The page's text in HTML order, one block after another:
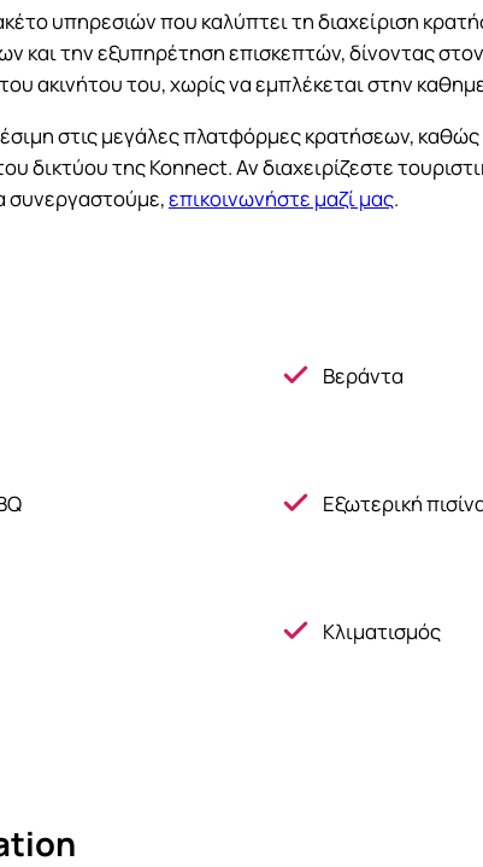
υπηρεσιών που καλύπτει τη διαχείριση
και την εξυπηρέτηση επισκεπτών, δίνοντας
ακινήτου του, χωρίς να εμπλέκεται στην
στις μεγάλες πλατφόρμες κρατήσεων,
δικτύου της Konnect. Αν διαχειρίζεστε
συνεργαστούμε,επικοινωνήστε μαζί μας.
Βεράντα
Εξωτερική
Κλιματισμός